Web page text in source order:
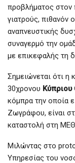
προβλήματος στον
γιατρούς, πιθανόν
αναπνευστικής
συναγερμό την
με επικεφαλής τη
Σημειώνεται ότι η
30χρονου
κόμπρα την οποία
Ζωγράφου, είναι
καταστολή στη
Μιλώντας στο
Υπηρεσίας του